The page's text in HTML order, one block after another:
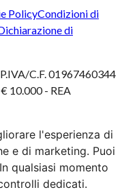
PolicyCondizioni di
di
C.F. 01967460344
10.000 - REA
l'esperienza di
e di marketing. Puoi
qualsiasi momento
dedicati.